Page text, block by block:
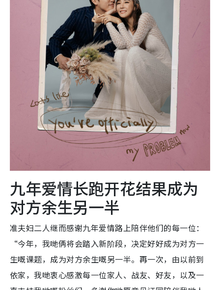
九年爱情长跑开花结果成为
对方余生另一半
准夫妇二人继而感谢九年爱情路上陪伴他们的每一位：
“今年，我哋俩将会踏入新阶段，决定好好成为对方一
生嘅课题，成为对方余生嘅另一半。再一次，由以前到
依家，我哋衷心感激每一位家人、战友、好友，以及一